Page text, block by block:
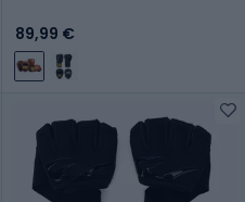
89,99 €